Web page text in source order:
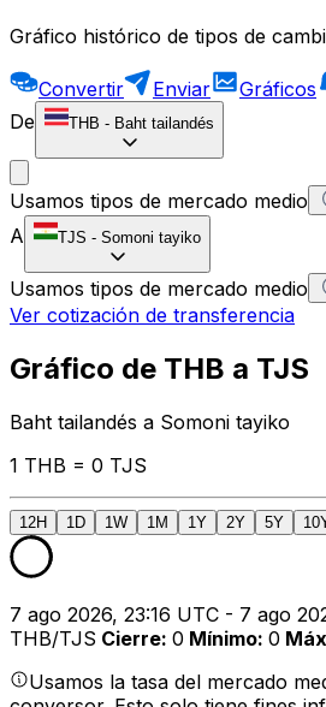
Gráfico histórico de tipos de
Convertir Enviar Gráficos
De
THB - Baht tailandés
Usamos tipos de mercado medio
A
TJS - Somoni tayiko
Usamos tipos de mercado medio
Ver cotización de transferencia
Gráfico de THB a TJS
Baht tailandés a Somoni tayiko
1 THB = 0 TJS
12H 1D 1W 1M 1Y 2Y 5Y
7 ago 2026, 23:16 UTC - 7 ago
THB/TJS Cierre: 0 Mínimo: 0
Usamos la tasa del mercado